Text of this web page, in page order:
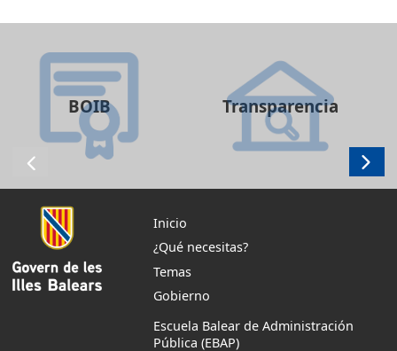
BOIB Transparencia
Inicio
¿Qué necesitas?
Temas
Gobierno
Escuela Balear de Administración
Pública (EBAP)